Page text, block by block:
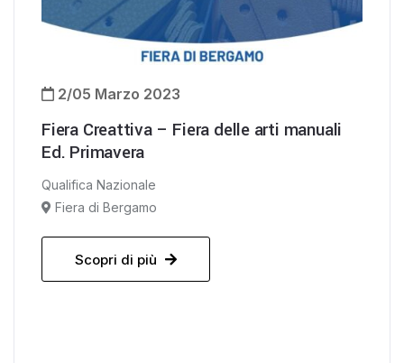
2/05 Marzo 2023
Fiera Creattiva – Fiera delle arti manuali
Ed. Primavera
Qualifica Nazionale
Fiera di Bergamo
Scopri di più